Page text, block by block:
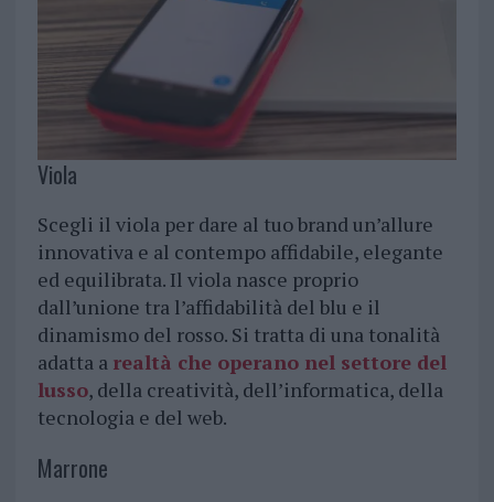
Viola
Scegli il viola per dare al tuo brand un’allure
innovativa e al contempo affidabile, elegante
ed equilibrata. Il viola nasce proprio
dall’unione tra l’affidabilità del blu e il
dinamismo del rosso. Si tratta di una tonalità
adatta a realtà che operano nel settore del
lusso, della creatività, dell’informatica, della
tecnologia e del web.
Marrone